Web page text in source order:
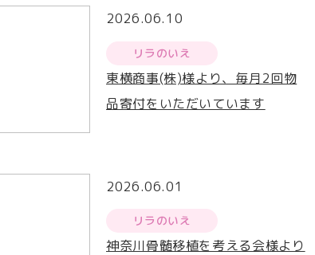
2026.06.10
リラのいえ
東横商事(株)様より、毎月2回物
品寄付をいただいています
2026.06.01
リラのいえ
神奈川骨髄移植を考える会様より